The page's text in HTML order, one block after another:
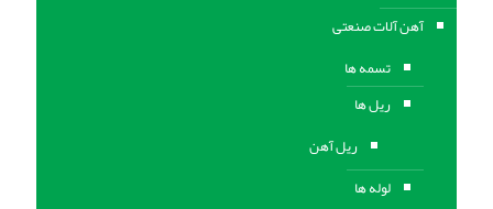
آهن آلات صنعتی
تسمه ها
ریل ها
ریل آهن
لوله ها